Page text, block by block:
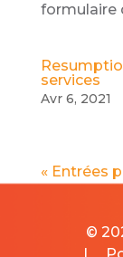
formulaire
services
Avr 6, 2021
« Entrées
©